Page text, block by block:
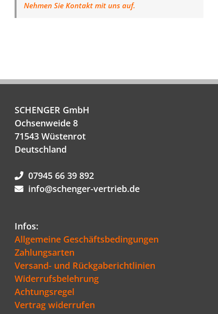
Nehmen Sie Kontakt mit uns auf.
SCHENGER GmbH
Ochsenweide 8
71543 Wüstenrot
Deutschland
07945 66 39 892
info@schenger-vertrieb.de
Infos:
Allgemeine Geschäftsbedingungen
Zahlungsarten
Versand- und Rückgaberichtlinien
Widerrufsbelehrung
Achtungsregel
Vertrag widerrufen